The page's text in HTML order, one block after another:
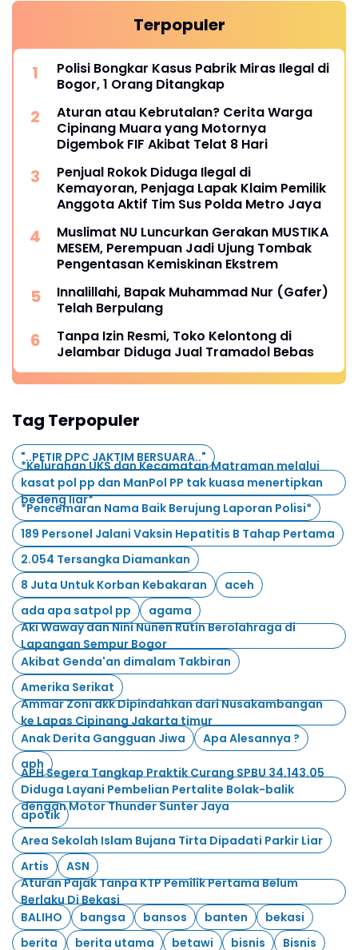
Terpopuler
Polisi Bongkar Kasus Pabrik Miras Ilegal di
Bogor, 1 Orang Ditangkap
Aturan atau Kebrutalan? Cerita Warga
Cipinang Muara yang Motornya
Digembok FIF Akibat Telat 8 Hari
Penjual Rokok Diduga Ilegal di
Kemayoran, Penjaga Lapak Klaim Pemilik
Anggota Aktif Tim Sus Polda Metro Jaya
Muslimat NU Luncurkan Gerakan MUSTIKA
MESEM, Perempuan Jadi Ujung Tombak
Pengentasan Kemiskinan Ekstrem
Innalillahi, Bapak Muhammad Nur (Gafer)
Telah Berpulang
Tanpa Izin Resmi, Toko Kelontong di
Jelambar Diduga Jual Tramadol Bebas
Tag Terpopuler
"..PETIR DPC JAKTIM BERSUARA.."
*Kelurahan UKS dan Kecamatan Matraman melalui
kasat pol pp dan ManPol PP tak kuasa menertipkan
bedeng liar*
*Pencemaran Nama Baik Berujung Laporan Polisi*
189 Personel Jalani Vaksin Hepatitis B Tahap Pertama
2.054 Tersangka Diamankan
8 Juta Untuk Korban Kebakaran
aceh
ada apa satpol pp
agama
Aki Waway dan Nini Nunen Rutin Berolahraga di
Lapangan Sempur Bogor
Akibat Genda'an dimalam Takbiran
Amerika Serikat
Ammar Zoni dkk Dipindahkan dari Nusakambangan
ke Lapas Cipinang Jakarta timur
Anak Derita Gangguan Jiwa
Apa Alesannya ?
aph
APH Segera Tangkap Praktik Curang SPBU 34.143.05
Diduga Layani Pembelian Pertalite Bolak-balik
dengan Motor Thunder Sunter Jaya
apotik
Area Sekolah Islam Bujana Tirta Dipadati Parkir Liar
Artis
ASN
Aturan Pajak Tanpa KTP Pemilik Pertama Belum
Berlaku Di Bekasi
BALIHO
bangsa bansos banten
bekasi
berita
berita utama betawi bisnis Bisnis